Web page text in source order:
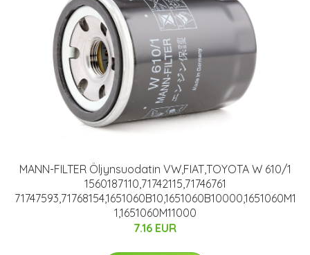
MANN-FILTER Öljynsuodatin VW,FIAT,TOYOTA W 610/1
1560187110,71742115,71746761
71747593,71768154,1651060B10,1651060B10000,1651060M1
1,1651060M11000
7.16 EUR